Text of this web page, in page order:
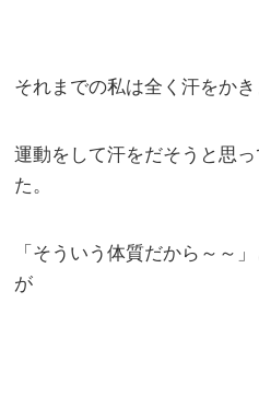
それまでの私は全く汗をか
運動をして汗をだそうと思
た。
「そういう体質だから～～
が